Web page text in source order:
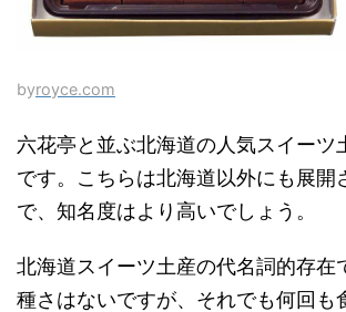
byroyce.com
六花亭と並ぶ北海道の人気スイーツ
です。こちらは北海道以外にも展開
で、知名度はより高いでしょう。
北海道スイーツ土産の代名詞的存在
種さはないですが、それでも何回も